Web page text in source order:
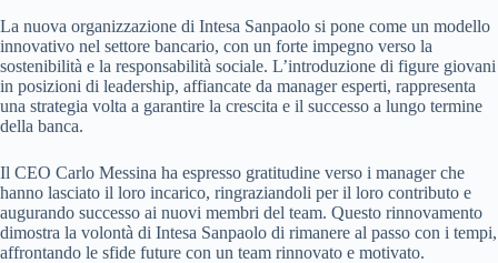
La nuova organizzazione di Intesa Sanpaolo si pone come un modello
innovativo nel settore bancario, con un forte impegno verso la
sostenibilità e la responsabilità sociale. L’introduzione di figure giovani
in posizioni di leadership, affiancate da manager esperti, rappresenta
una strategia volta a garantire la crescita e il successo a lungo termine
della banca.
Il CEO Carlo Messina ha espresso gratitudine verso i manager che
hanno lasciato il loro incarico, ringraziandoli per il loro contributo e
augurando successo ai nuovi membri del team. Questo rinnovamento
dimostra la volontà di Intesa Sanpaolo di rimanere al passo con i tempi,
affrontando le sfide future con un team rinnovato e motivato.